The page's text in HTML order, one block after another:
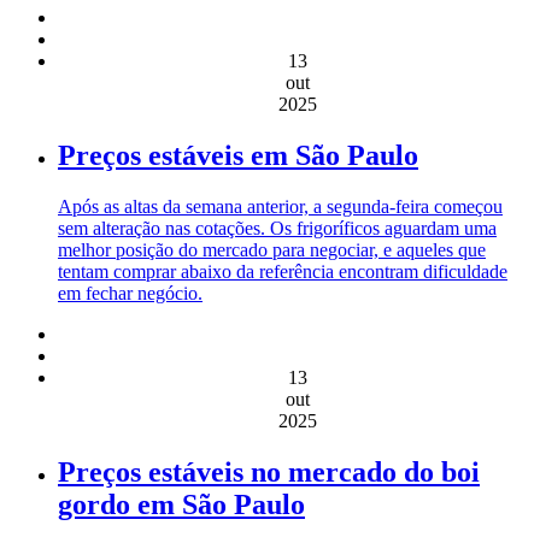
13
out
2025
Preços estáveis em São Paulo
Após as altas da semana anterior, a segunda-feira começou
sem alteração nas cotações. Os frigoríficos aguardam uma
melhor posição do mercado para negociar, e aqueles que
tentam comprar abaixo da referência encontram dificuldade
em fechar negócio.
13
out
2025
Preços estáveis no mercado do boi
gordo em São Paulo